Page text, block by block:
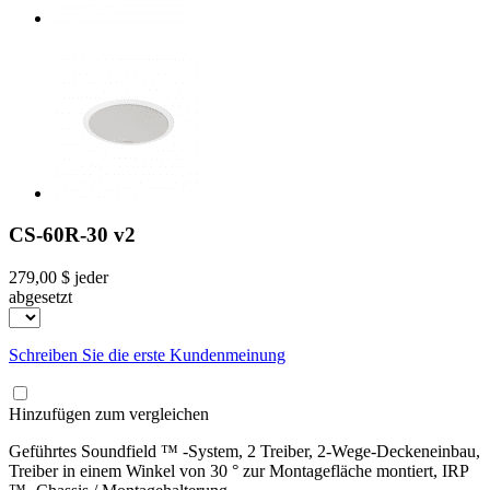
CS-60R-30 v2
279,00 $ jeder
abgesetzt
Schreiben Sie die erste Kundenmeinung
Hinzufügen zum vergleichen
Geführtes Soundfield ™ -System, 2 Treiber, 2-Wege-Deckeneinbau,
Treiber in einem Winkel von 30 ° zur Montagefläche montiert, IRP